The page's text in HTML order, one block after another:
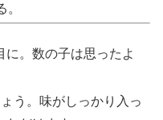
に。数の子は思ったよ
う。味がしっかり入っ